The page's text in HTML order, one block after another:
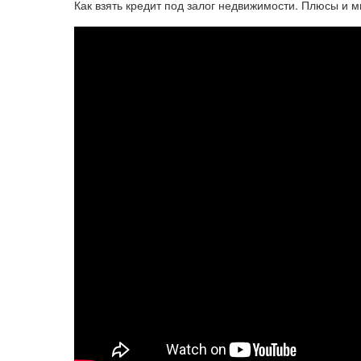
Как взять кредит под залог недвижимости. Плюсы и